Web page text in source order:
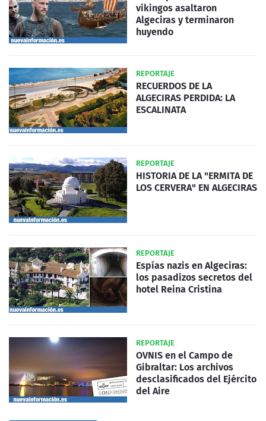
vikingos asaltaron
Algeciras y terminaron
huyendo
REPORTAJE
RECUERDOS DE LA
ALGECIRAS PERDIDA: LA
ESCALINATA
REPORTAJE
HISTORIA DE LA "ERMITA DE
LOS CERVERA" EN ALGECIRAS
REPORTAJE
Espías nazis en Algeciras:
los pasadizos secretos del
hotel Reina Cristina
REPORTAJE
OVNIS en el Campo de
Gibraltar: Los archivos
desclasificados del Ejército
del Aire